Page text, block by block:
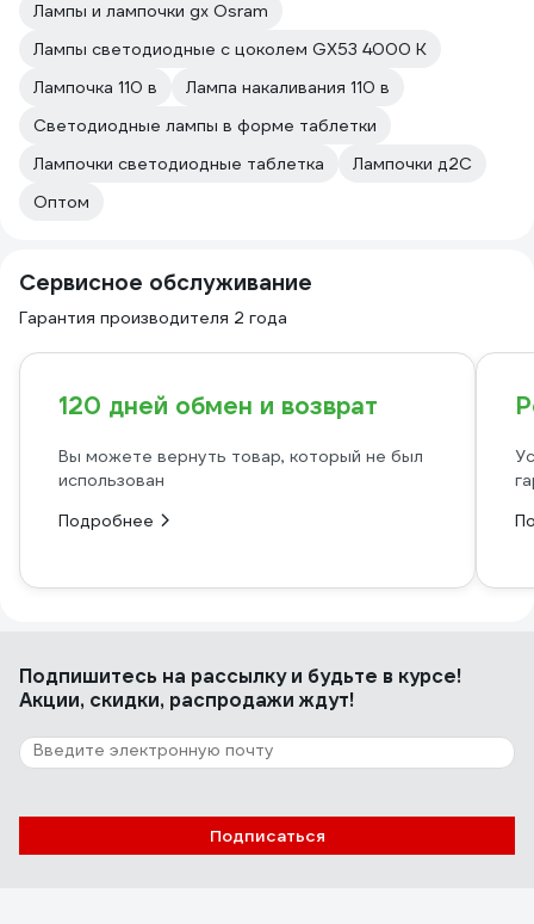
Лампы и лампочки gx Osram
Лампы светодиодные с цоколем GX53 4000 К
Лампочка 110 в
Лампа накаливания 110 в
Светодиодные лампы в форме таблетки
Лампочки светодиодные таблетка
Лампочки д2С
Оптом
Сервисное обслуживание
Гарантия производителя 2 года
120 дней обмен и возврат
Вы можете вернуть товар, который не был
использован
Подробнее
Подпишитесь на рассылкуи будьте в курсе!
Акции, скидки, распродажи ждут!
Подписаться